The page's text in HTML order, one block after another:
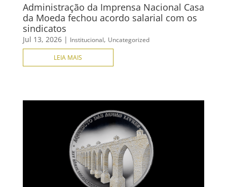
Administração da Imprensa Nacional Casa
da Moeda fechou acordo salarial com os
sindicatos
Jul 13, 2026| Institucional, Uncategorized
LEIA MAIS